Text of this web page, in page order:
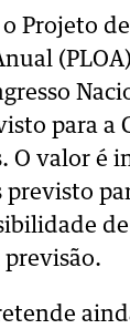
Projeto
para a
O valor é
previsto
de
previsão.